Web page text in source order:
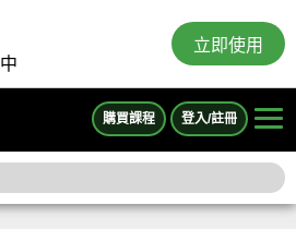
立即使用
購買課程 登入/註冊